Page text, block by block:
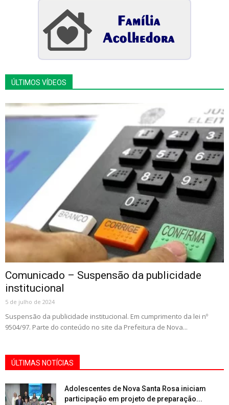
ÚLTIMOS VÍDEOS
Comunicado – Suspensão da publicidade
institucional
5 de julho de 2024
Suspensão da publicidade institucional. Em cumprimento da lei nº
9504/97. Parte do conteúdo no site da Prefeitura de Nova...
ÚLTIMAS NOTÍCIAS
Adolescentes de Nova Santa Rosa iniciam
participação em projeto de preparação...